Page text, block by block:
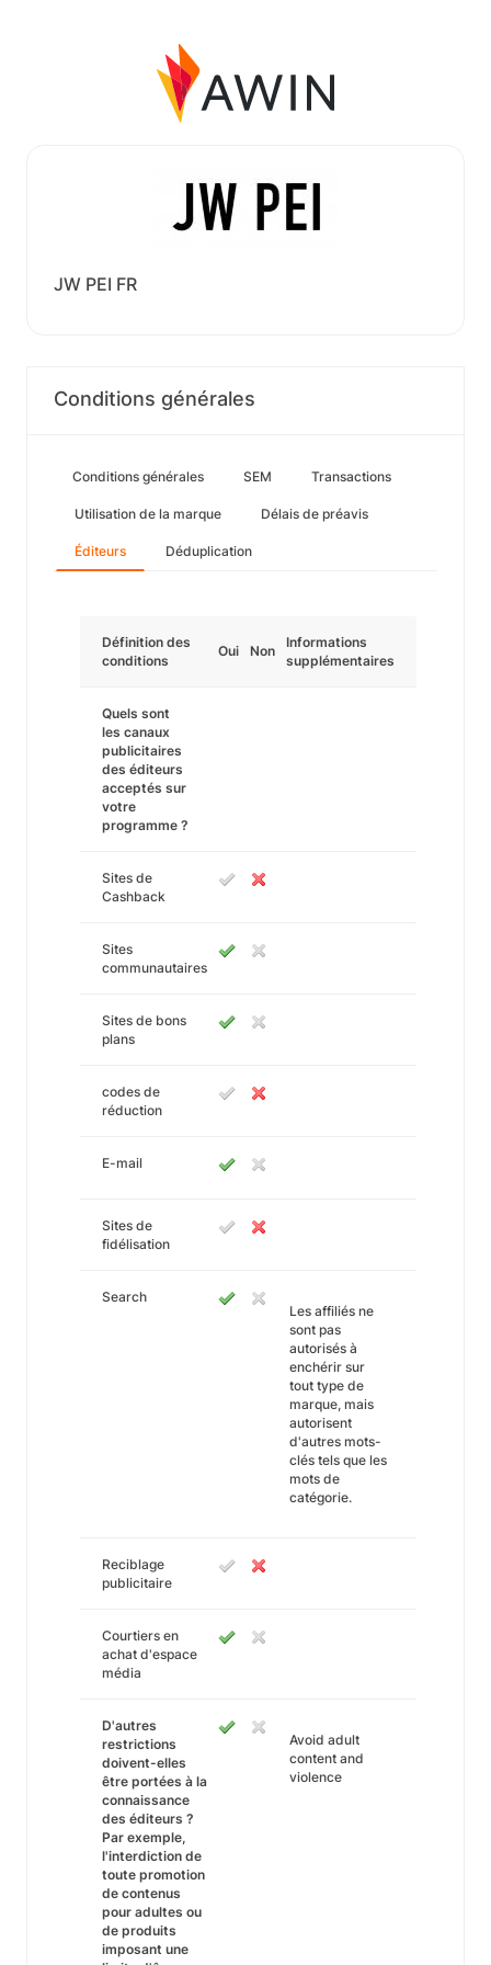
JW PEI FR
Conditions générales
Conditions générales SEM Transactions
Utilisation de la marque Délais de préavis
Éditeurs Déduplication
Définition des
conditions
Oui Non
Informations
supplémentaires
Quels sont
les canaux
publicitaires
des éditeurs
acceptés sur
votre
programme ?
Sites de
Cashback
Sites
communautaires
Sites de bons
plans
codes de
réduction
E-mail
Sites de
fidélisation
Search
Les affiliés ne
sont pas
autorisés à
enchérir sur
tout type de
marque, mais
autorisent
d'autres mots-
clés tels que les
mots de
catégorie.
Reciblage
publicitaire
Courtiers en
achat d'espace
média
D'autres
restrictions
doivent-elles
être portées à la
connaissance
des éditeurs ?
Par exemple,
l'interdiction de
toute promotion
de contenus
pour adultes ou
de produits
imposant une
Avoid adult
content and
violence